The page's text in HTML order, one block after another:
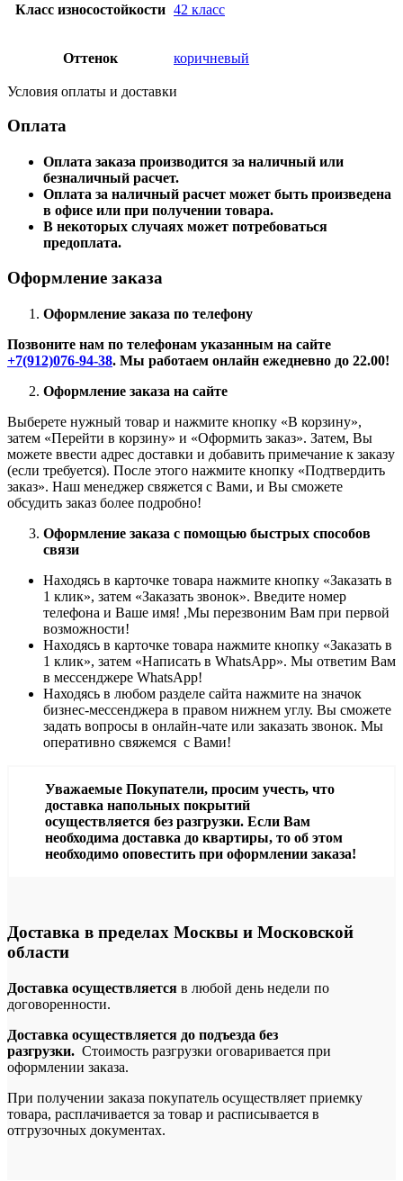
Класс износостойкости 42 класс
Оттенок коричневый
Условия оплаты и доставки
Оплата
Оплата заказа производится за наличный или
безналичный расчет.
Оплата за наличный расчет может быть произведена
в офисе или при получении товара.
В некоторых случаях может потребоваться
предоплата.
Оформление заказа
Оформление заказа по телефону
Позвоните нам по телефонам указанным на сайте
+7(912)076-94-38. Мы работаем онлайн ежедневно до 22.00!
Оформление заказа на сайте
Выберете нужный товар и нажмите кнопку «В корзину»,
затем «Перейти в корзину» и «Оформить заказ». Затем, Вы
можете ввести адрес доставки и добавить примечание к заказу
(если требуется). После этого нажмите кнопку «Подтвердить
заказ». Наш менеджер свяжется с Вами, и Вы сможете
обсудить заказ более подробно!
Оформление заказа с помощью быстрых способов
связи
Находясь в карточке товара нажмите кнопку «Заказать в
1 клик», затем «Заказать звонок». Введите номер
телефона и Ваше имя! ,Мы перезвоним Вам при первой
возможности!
Находясь в карточке товара нажмите кнопку «Заказать в
1 клик», затем «Написать в WhatsApp». Мы ответим Вам
в месcенджере WhatsApp!
Находясь в любом разделе сайта нажмите на значок
бизнес-мессенджера в правом нижнем углу. Вы сможете
задать вопросы в онлайн-чате или заказать звонок. Мы
оперативно свяжемся с Вами!
Уважаемые Покупатели, просим учесть, что
доставка напольных покрытий
осуществляется без разгрузки. Если Вам
необходима доставка до квартиры, то об этом
необходимо оповестить при оформлении заказа!
Доставка в пределах Москвы и Московской
области
Доставка осуществляется в любой день недели по
договоренности.
Доставка осуществляется до подъезда без
разгрузки. Стоимость разгрузки оговаривается при
оформлении заказа.
При получении заказа покупатель осуществляет приемку
товара, расплачивается за товар и расписывается в
отгрузочных документах.